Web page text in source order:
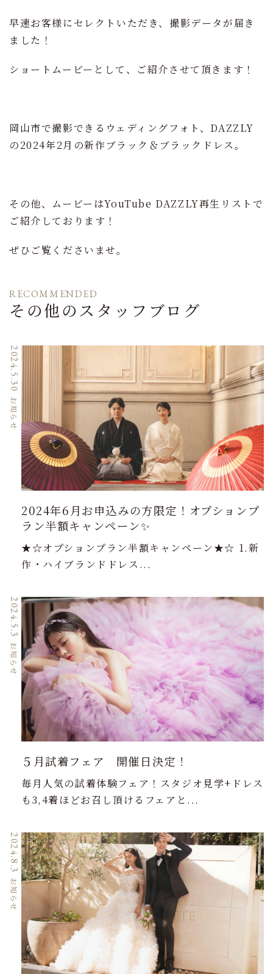
早速お客様にセレクトいただき、撮影データが届き
ました！
ショートムービーとして、ご紹介させて頂きます！
岡山市で撮影できるウェディングフォト、DAZZLY
の2024年2月の新作ブラック＆ブラックドレス。
その他、ムービーはYouTube DAZZLY再生リストで
ご紹介しております！
ぜひご覧くださいませ。
RECOMMENDED
その他のスタッフブログ
2024年6月お申込みの方限定！オプションプ
ラン半額キャンペーン✨
2024.5.30
お知らせ
★☆オプションプラン半額キャンペーン★☆ 1.新
作・ハイブランドドレス...
５月試着フェア 開催日決定！
2024.5.3
お知らせ
毎月人気の試着体験フェア！スタジオ見学+ドレス
も3,4着ほどお召し頂けるフェアと...
2024.8.3
お知らせ